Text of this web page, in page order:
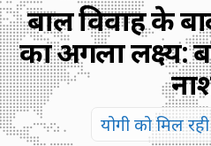
बाल विवाह के
का अगला लक्ष्य:
योगी को मिल रही